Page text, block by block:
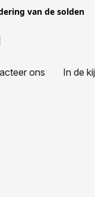
van de solden
ons In de